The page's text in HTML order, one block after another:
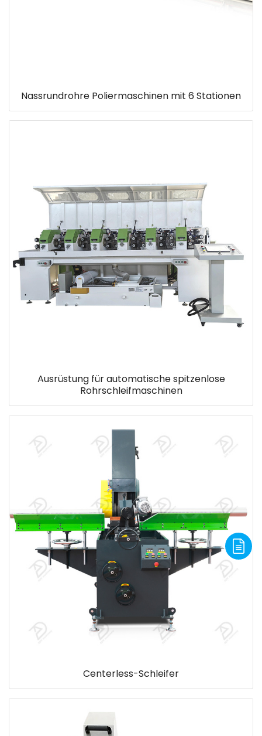
Nassrundrohre Poliermaschinen mit 6 Stationen
Ausrüstung für automatische spitzenlose
Rohrschleifmaschinen
Centerless-Schleifer